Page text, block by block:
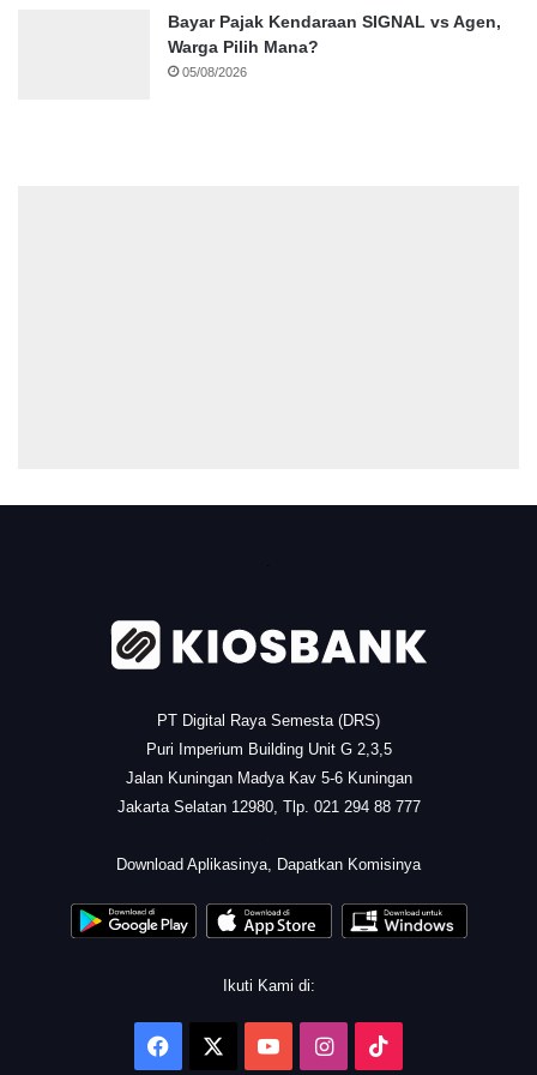
Bayar Pajak Kendaraan SIGNAL vs Agen,
Warga Pilih Mana?
05/08/2026
PT Digital Raya Semesta (DRS)
Puri Imperium Building Unit G 2,3,5
Jalan Kuningan Madya Kav 5-6 Kuningan
Jakarta Selatan 12980, Tlp. 021 294 88 777
Download Aplikasinya, Dapatkan Komisinya
Ikuti Kami di:
Facebook YouTubeInstagram